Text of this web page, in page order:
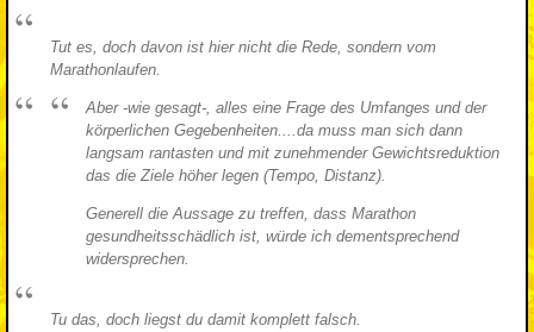
Tut es, doch davon ist hier nicht die Rede, sondern vom
Marathonlaufen.
Aber -wie gesagt-, alles eine Frage des Umfanges und der
körperlichen Gegebenheiten....da muss man sich dann
langsam rantasten und mit zunehmender Gewichtsreduktion
das die Ziele höher legen (Tempo, Distanz).
Generell die Aussage zu treffen, dass Marathon
gesundheitsschädlich ist, würde ich dementsprechend
widersprechen.
Tu das, doch liegst du damit komplett falsch.